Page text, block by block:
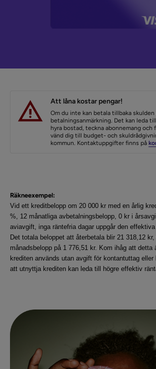
Att låna kostar pengar!
Om du inte kan betala tillbaka
betalningsanmärkning. Det kan leda
hyra bostad, teckna abonnemang och
vänd dig till budget- och
kommun. Kontaktuppgifter finns på
Räkneexempel:
Vid ett kreditbelopp om 20 000 kr med en årlig
%, 12 månatliga avbetalningsbelopp, 0 kr i
aviavgift, inga räntefria dagar uppgår den
Det totala beloppet att återbetala blir 21 318,12
månadsbelopp på 1 776,51 kr. Kom ihåg att detta
krediten används utan avgift för kontantuttag
att utnyttja krediten kan leda till högre effektiv